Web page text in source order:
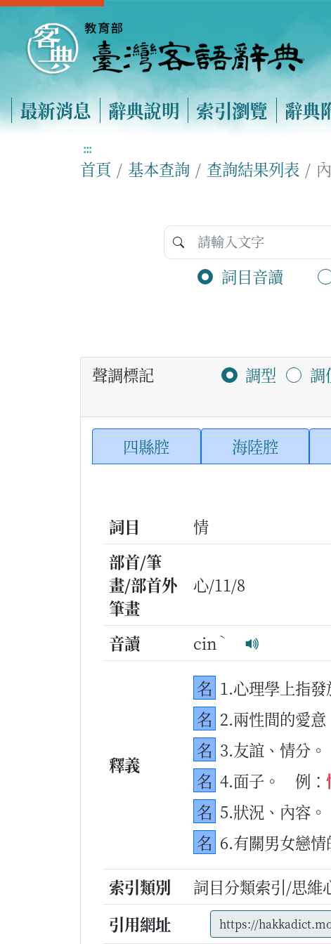
最新消息 辭典說明 索引瀏覽 辭典
:::
首頁 基本查詢 查詢結果列表
詞目音讀
聲調標記 調型 調
四縣腔 海陸腔
詞目
情
部首/筆
畫/部首外
筆畫
心/11/8
音讀 cin ˋ
釋義
名 1.心理學上指
名 2.兩性間的愛意
名 3.友誼、情分。
名 4.面子。 例：
名 5.狀況、內容。
名 6.有關男女戀情
索引類別
詞目分類索引/思維
引用網址